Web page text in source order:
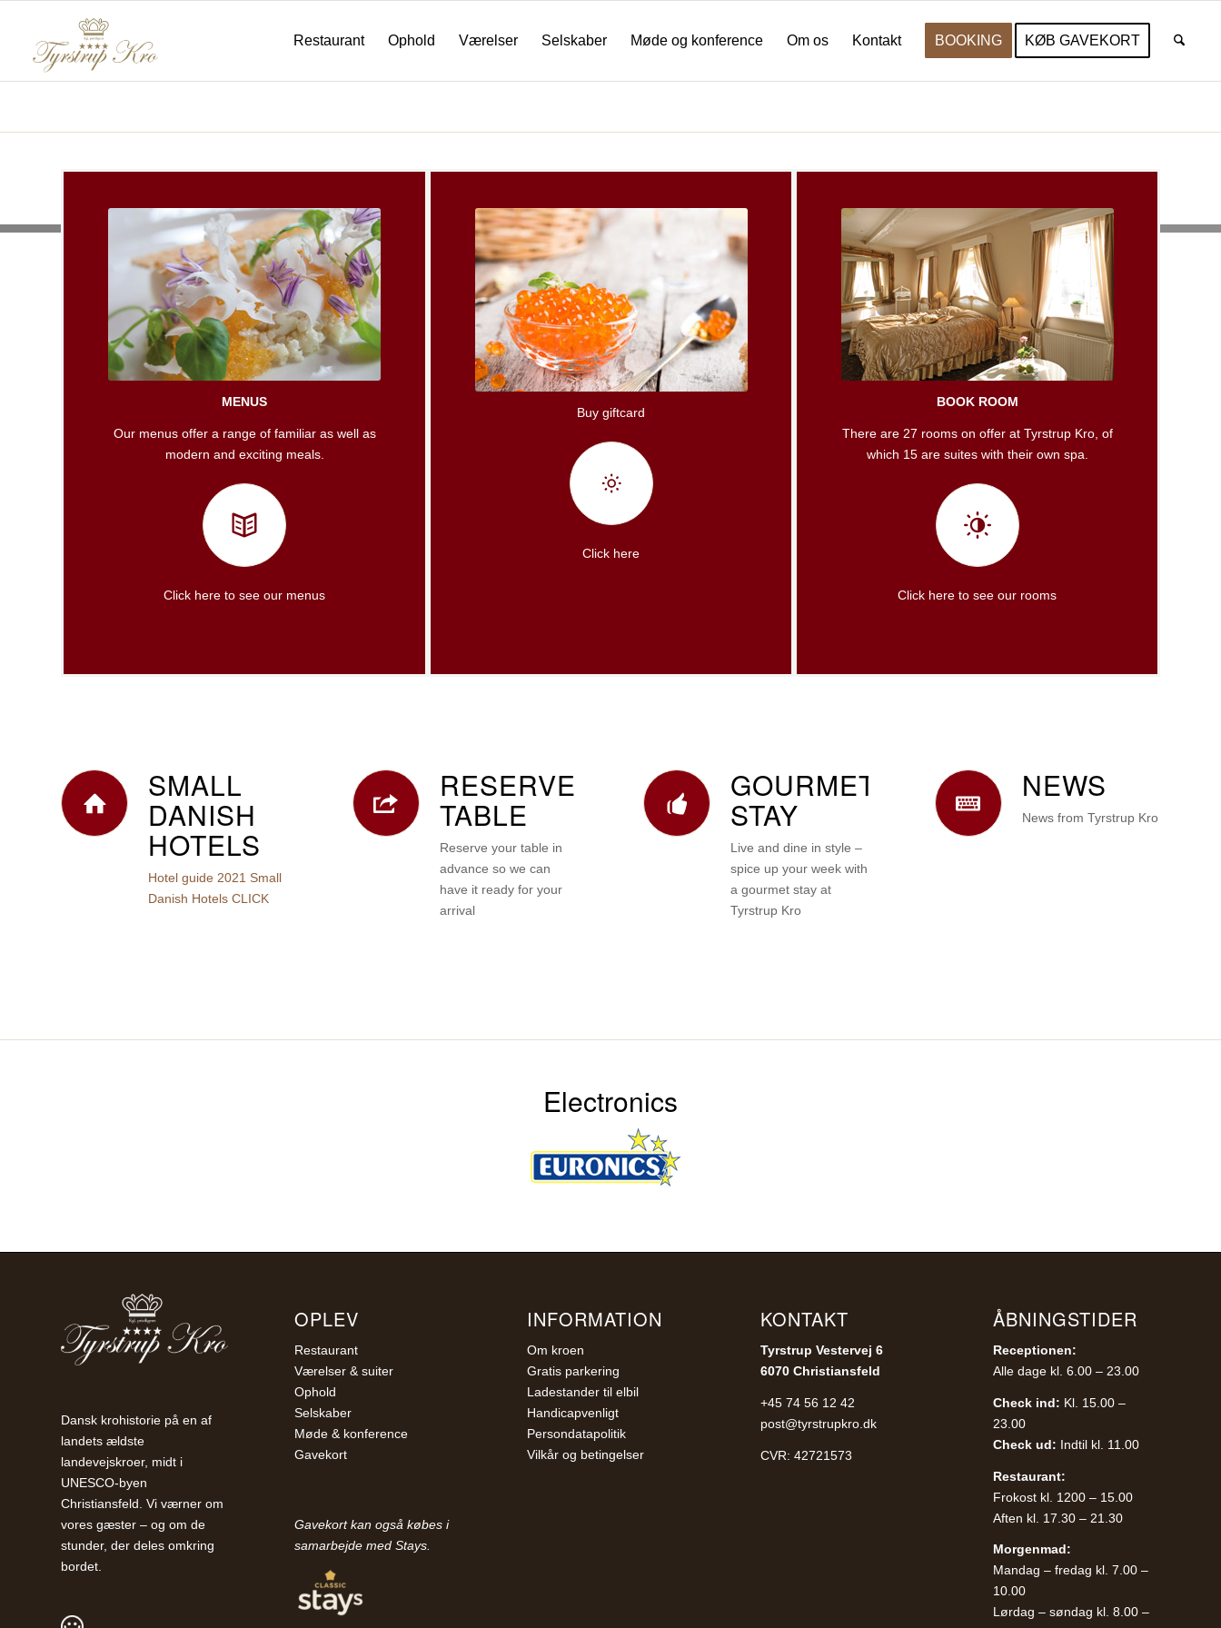
Restaurant Ophold Værelser Selskaber Møde og konference Om os Kontakt BOOKING KØB GAVEKORT
MENUS
Our menus offer a range of familiar as well as
modern and exciting meals.
Click here to see our menus
Buy giftcard
Click here
BOOK ROOM
There are 27 rooms on offer at Tyrstrup Kro, of
which 15 are suites with their own spa.
Click here to see our rooms
SMALL
DANISH
HOTELS
Hotel guide 2021 Small
Danish Hotels CLICK
RESERVE
TABLE
Reserve your table in
advance so we can
have it ready for your
arrival
GOURMET
STAY
Live and dine in style –
spice up your week with
a gourmet stay at
Tyrstrup Kro
NEWS
News from Tyrstrup Kro
Electronics
Dansk krohistorie på en af
landets ældste
landevejskroer, midt i
UNESCO-byen
Christiansfeld. Vi værner om
vores gæster – og om de
stunder, der deles omkring
bordet.
OPLEV
Restaurant
Værelser & suiter
Ophold
Selskaber
Møde & konference
Gavekort
Gavekort kan også købes i
samarbejde med Stays.
INFORMATION
Om kroen
Gratis parkering
Ladestander til elbil
Handicapvenligt
Persondatapolitik
Vilkår og betingelser
KONTAKT
Tyrstrup Vestervej 6
6070 Christiansfeld
+45 74 56 12 42
post@tyrstrupkro.dk
CVR: 42721573
ÅBNINGSTIDER
Receptionen:
Alle dage kl. 6.00 – 23.00
Check ind: Kl. 15.00 –
23.00
Check ud: Indtil kl. 11.00
Restaurant:
Frokost kl. 1200 – 15.00
Aften kl. 17.30 – 21.30
Morgenmad:
Mandag – fredag kl. 7.00 –
10.00
Lørdag – søndag kl. 8.00 –